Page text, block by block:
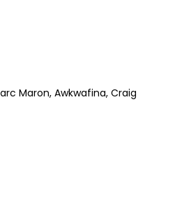
Maron, Awkwafina, Craig